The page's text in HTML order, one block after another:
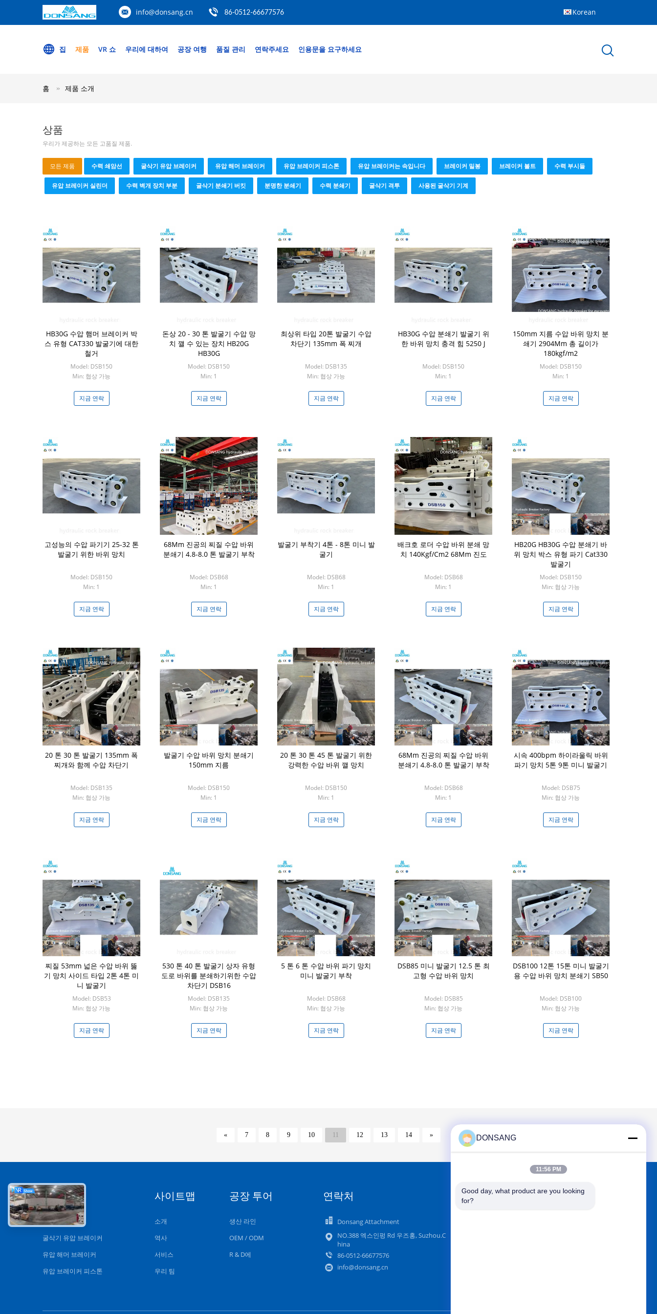
info@donsang.cn 86-0512-66677576 Korean
집 제품 VR 쇼 우리에 대하여 공장 여행 품질 관리 연락주세요 인용문을 요구하세요
홈 제품 소개
상품
우리가 제공하는 모든 고품질 제품.
모든 제품 수력 쇄암선 굴삭기 유압 브레이커 유압 해머 브레이커 유압 브레이커 피스톤 유압 브레이커는 속입니다 브레이커 밀봉 브레이커 볼트 수력 부시들
유압 브레이커 실린더 수력 벽개 장치 부분 굴삭기 분쇄기 버킷 분명한 분쇄기 수력 분쇄기 굴삭기 격투 사용된 굴삭기 기계
HB30G 수압 햄머 브레이커 박
스 유형 CAT330 발굴기에 대한
철거
Model: DSB150
Min: 협상 가능
지금 연락
돈상 20 - 30 톤 발굴기 수압 망
치 깰 수 있는 장치 HB20G
HB30G
Model: DSB150
Min: 1
지금 연락
최상위 타입 20톤 발굴기 수압
차단기 135mm 폭 찌개
Model: DSB135
Min: 협상 가능
지금 연락
HB30G 수압 분쇄기 발굴기 위
한 바위 망치 충격 힘 5250 J
Model: DSB150
Min: 1
지금 연락
150mm 지름 수압 바위 망치 분
쇄기 2904Mm 총 길이가
180kgf/m2
Model: DSB150
Min: 1
지금 연락
고성능의 수압 파기기 25-32 톤
발굴기 위한 바위 망치
Model: DSB150
Min: 1
지금 연락
68Mm 진공의 찌질 수압 바위
분쇄기 4.8-8.0 톤 발굴기 부착
Model: DSB68
Min: 1
지금 연락
발굴기 부착기 4톤 - 8톤 미니 발
굴기
Model: DSB68
Min: 1
지금 연락
배크호 로더 수압 바위 분쇄 망
치 140Kgf/Cm2 68Mm 진도
Model: DSB68
Min: 1
지금 연락
HB20G HB30G 수압 분쇄기 바
위 망치 박스 유형 파기 Cat330
발굴기
Model: DSB150
Min: 협상 가능
지금 연락
20 톤 30 톤 발굴기 135mm 폭
찌개와 함께 수압 차단기
Model: DSB135
Min: 협상 가능
지금 연락
발굴기 수압 바위 망치 분쇄기
150mm 지름
Model: DSB150
Min: 1
지금 연락
20 톤 30 톤 45 톤 발굴기 위한
강력한 수압 바위 깰 망치
Model: DSB150
Min: 1
지금 연락
68Mm 진공의 찌질 수압 바위
분쇄기 4.8-8.0 톤 발굴기 부착
Model: DSB68
Min: 1
지금 연락
시속 400bpm 하이라울릭 바위
파기 망치 5톤 9톤 미니 발굴기
Model: DSB75
Min: 협상 가능
지금 연락
찌질 53mm 넓은 수압 바위 뚫
기 망치 사이드 타입 2톤 4톤 미
니 발굴기
Model: DSB53
Min: 협상 가능
지금 연락
530 톤 40 톤 발굴기 상자 유형
도로 바위를 분쇄하기위한 수압
차단기 DSB16
Model: DSB135
Min: 협상 가능
지금 연락
5 톤 6 톤 수압 바위 파기 망치
미니 발굴기 부착
Model: DSB68
Min: 협상 가능
지금 연락
DSB85 미니 발굴기 12.5 톤 최
고형 수압 바위 망치
Model: DSB85
Min: 협상 가능
지금 연락
DSB100 12톤 15톤 미니 발굴기
용 수압 바위 망치 분쇄기 SB50
Model: DSB100
Min: 협상 가능
지금 연락
« 7 8 9 10 11 12 13 14 »
카테고리
수력 쇄암선
굴삭기 유압 브레이커
유압 해머 브레이커
유압 브레이커 피스톤
사이트맵
소개
역사
서비스
우리 팀
공장 투어
생산 라인
OEM / ODM
R & D에
연락처
Donsang Attachment
NO.388 엑스인펑 Rd 우즈홍, Suzhou.C
hina
86-0512-66677576
info@donsang.cn
에서 찾아주세요
DONSANG
11:56 PM
Good day, what product are you looking
for?